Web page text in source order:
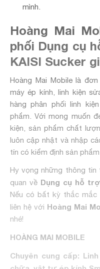
mình.
Hoàng Mai
phối Dụng cụ
KAISI Sucker
Hoàng Mai Mobile là
máy ép kính, linh kiện
hàng phân phối linh
phẩm. Với mong muốn
kiện, sản phẩm chất
luôn cập nhật và nhập
tín có kiểm định sản
Hy vọng những thông tin
quan về Dụng cụ hỗ
Nếu có bất kỳ thắc mắc
liên hệ với Hoàng Mai
nhé!
HOÀNG MAI MOBILE
Chuyên cung cấp: